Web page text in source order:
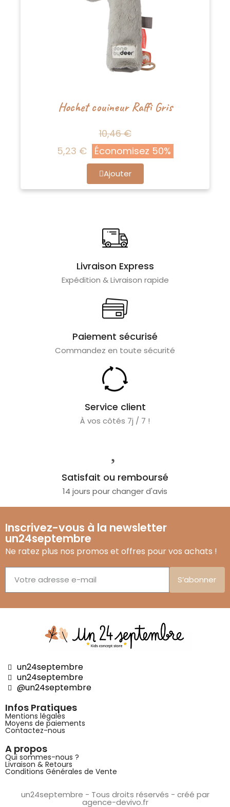
Hochet couineur Raffi Gris
10,46 €
5,23 €
Économisez 50%
Ajouter
Livraison Express
Expédition & Livraison rapide
Paiement sécurisé
Commandez en toute sécurité
Service client
À vos côtés 7j / 7 !
Satisfait ou remboursé
14 jours pour changer d'avis
Inscrivez-vous à la newsletter
un24septembre
Ne ratez plus nos promos et offres pour vos achats !
S’abonner
un24septembre
un24septembre
@un24septembre
Infos Pratiques
Mentions légales
Moyens de paiements
Contactez-nous
A propos
Qui sommes-nous ?
Livraison & Retours
Conditions Générales de Vente
un24septembre - Tous droits réservés - créé par
agence-devivo.fr